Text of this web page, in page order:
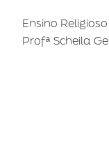
Ensino
Profª Scheila